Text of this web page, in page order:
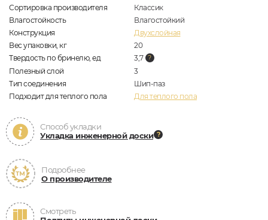
Сортировка производителя
Классик
Влагостойкость
Влагостойкий
Конструкция
Двухслойная
Вес упаковки, кг
20
Твердость по бринелю, ед
3,7
Полезный слой
3
Тип соединения
Шип-паз
Подходит для теплого пола
Для теплого пола
Способ укладки
Укладка инженерной доски
Подробнее
О производителе
Смотреть